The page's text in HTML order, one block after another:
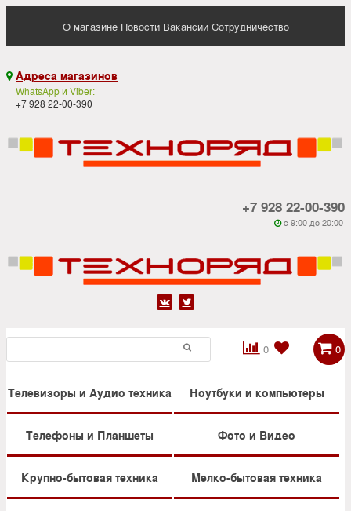
О магазине Новости Вакансии Сотрудничество
 Адреса магазинов
WhatsApp и Viber:
+7 928 22-00-390
+7 928 22-00-390
 c 9:00 до 20:00
 
0

 0
Телевизоры и Аудио техника Ноутбуки и компьютеры
Телефоны и Планшеты Фото и Видео
Крупно-бытовая техника Мелко-бытовая техника